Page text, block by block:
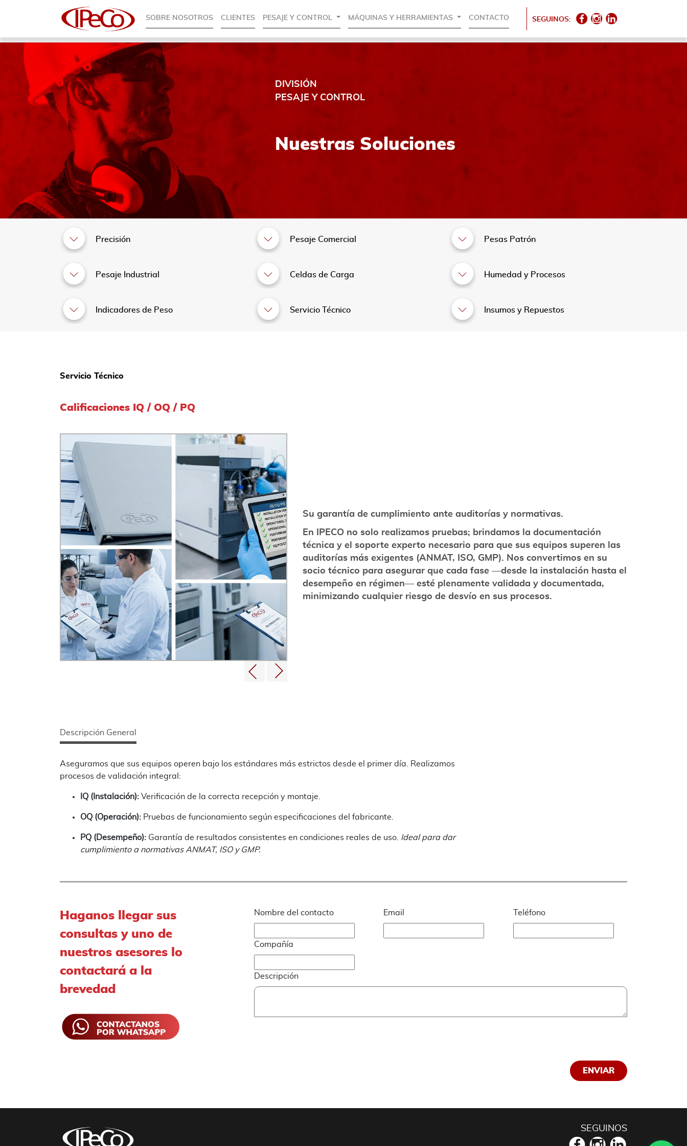
SOBRE NOSOTROS CLIENTES PESAJE Y CONTROL MÁQUINAS Y HERRAMIENTAS CONTACTO SEGUINOS:
DIVISIÓN
PESAJE Y CONTROL
Nuestras Soluciones
Precisión Pesaje Comercial Pesas Patrón
Pesaje Industrial Celdas de Carga Humedad y Procesos
Indicadores de Peso Servicio Técnico Insumos y Repuestos
Servicio Técnico
Calificaciones IQ / OQ / PQ
Su garantía de cumplimiento ante auditorías y normativas.
En IPECO no solo realizamos pruebas; brindamos la documentación
técnica y el soporte experto necesario para que sus equipos superen las
auditorías más exigentes (ANMAT, ISO, GMP). Nos convertimos en su
socio técnico para asegurar que cada fase —desde la instalación hasta el
desempeño en régimen— esté plenamente validada y documentada,
minimizando cualquier riesgo de desvío en sus procesos.
Descripción General
Aseguramos que sus equipos operen bajo los estándares más estrictos desde el primer día. Realizamos
procesos de validación integral:
IQ (Instalación): Verificación de la correcta recepción y montaje.
OQ (Operación): Pruebas de funcionamiento según especificaciones del fabricante.
PQ (Desempeño): Garantía de resultados consistentes en condiciones reales de uso. Ideal para dar
cumplimiento a normativas ANMAT, ISO y GMP.
Haganos llegar sus
consultas y uno de
nuestros asesores lo
contactará a la
brevedad
Nombre del contacto Email Teléfono
Compañía
Descripción
SEGUINOS